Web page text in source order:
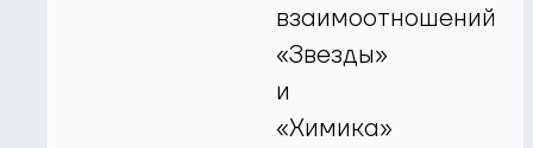
взаимоотношений
«Звезды»
и
«Химика»